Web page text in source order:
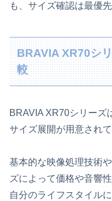
も、サイズ確認は最優
BRAVIA XR70シ
較
BRAVIA XR70シリーズ
サイズ展開が用意されて
基本的な映像処理技術
ズによって価格や音響
自分のライフスタイル